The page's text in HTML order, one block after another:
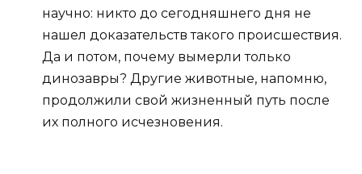
научно: никто до сегодняшнего дня не
нашел доказательств такого происшествия.
Да и потом, почему вымерли только
динозавры? Другие животные, напомню,
продолжили свой жизненный путь после
их полного исчезновения.